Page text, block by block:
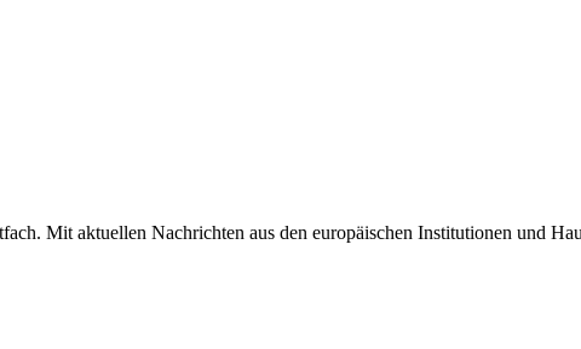
Mit aktuellen Nachrichten aus den europäischen Institutionen und